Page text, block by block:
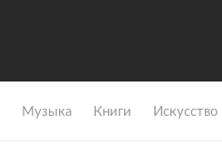
Музыка Книги Искусство